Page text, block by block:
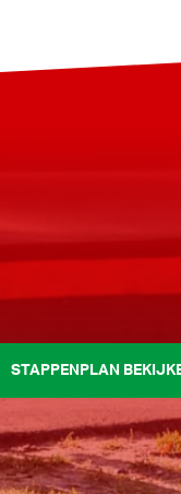
STAPPENPLAN